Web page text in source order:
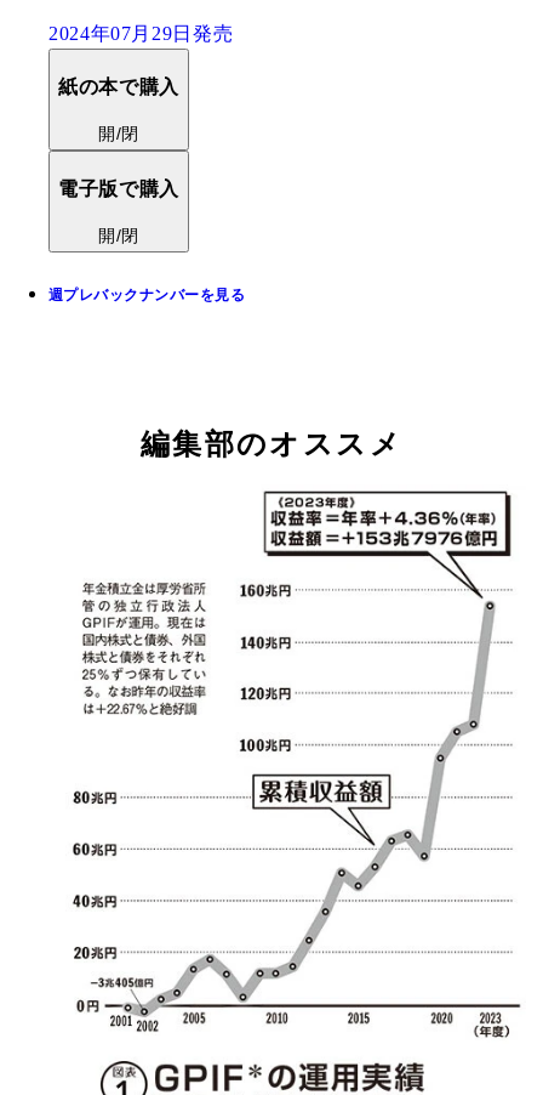
2024年07月29日発売
紙の本で購入
開/閉
電子版で購入
開/閉
週プレバックナンバーを見る
編集部のオススメ